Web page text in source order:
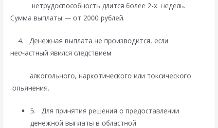
нетрудоспособность длится более 2-х недель.
Сумма выплаты — от 2000 рублей.
4. Денежная выплата не производится, если
несчастный явился следствием
алкогольного, наркотического или токсического
опьянения.
5. Для принятия решения о предоставлении
денежной выплаты в областной